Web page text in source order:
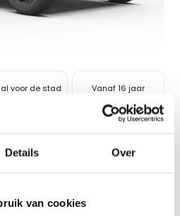
Details Over
van cookies
voor de stad Vanaf 16 jaar